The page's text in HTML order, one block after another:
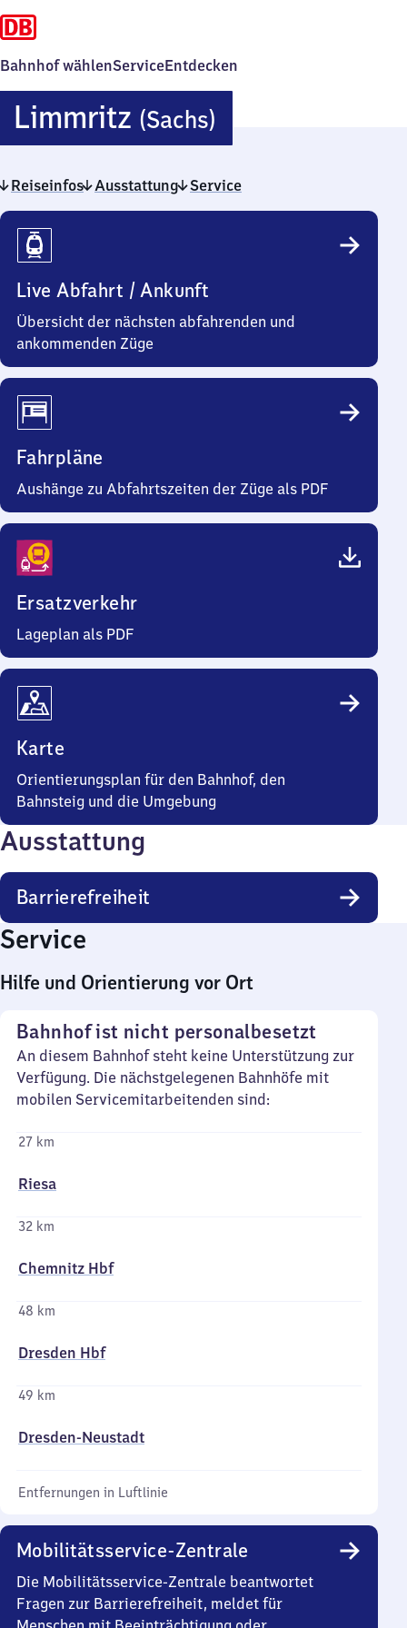
Bahnhof wählenServiceEntdecken
Limmritz (Sachs)
(Sachsen)
Reiseinfos Ausstattung Service
Reiseinfos
Live Abfahrt / Ankunft
Übersicht der nächsten abfahrenden und
ankommenden Züge
Fahrpläne
Aushänge zu Abfahrtszeiten der Züge als PDF
Ersatzverkehr
Lageplan als PDF
Karte
Orientierungsplan für den Bahnhof, den
Bahnsteig und die Umgebung
Ausstattung
Barrierefreiheit
Service
Hilfe und Orientierung vor Ort
Bahnhof ist nicht personalbesetzt
An diesem Bahnhof steht keine Unterstützung zur
Verfügung. Die nächstgelegenen Bahnhöfe mit
mobilen Servicemitarbeitenden sind:
27 km
Riesa
32 km
Chemnitz Hbf
48 km
Dresden Hbf
49 km
Dresden-Neustadt
Entfernungen in Luftlinie
Mobilitätsservice-Zentrale
Die Mobilitätsservice-Zentrale beantwortet
Fragen zur Barrierefreiheit, meldet für